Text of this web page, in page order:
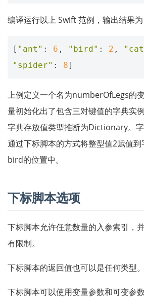
编译运行以上 Swift 范例，输出结果为
[ "ant" : 6 , "bird" : 2 ,
"spider" : 8]
上例定义一个名为numberOfLegs的
量初始化出了包含三对键值的字典实
字典存放值类型推断为Dictionary。
通过下标脚本的方式将整型值2赋值
bird的位置中。
下标脚本选项
下标脚本允许任意数量的入参索引，
有限制。
下标脚本的返回值也可以是任何类型。
下标脚本可以使用变量参数和可变参数